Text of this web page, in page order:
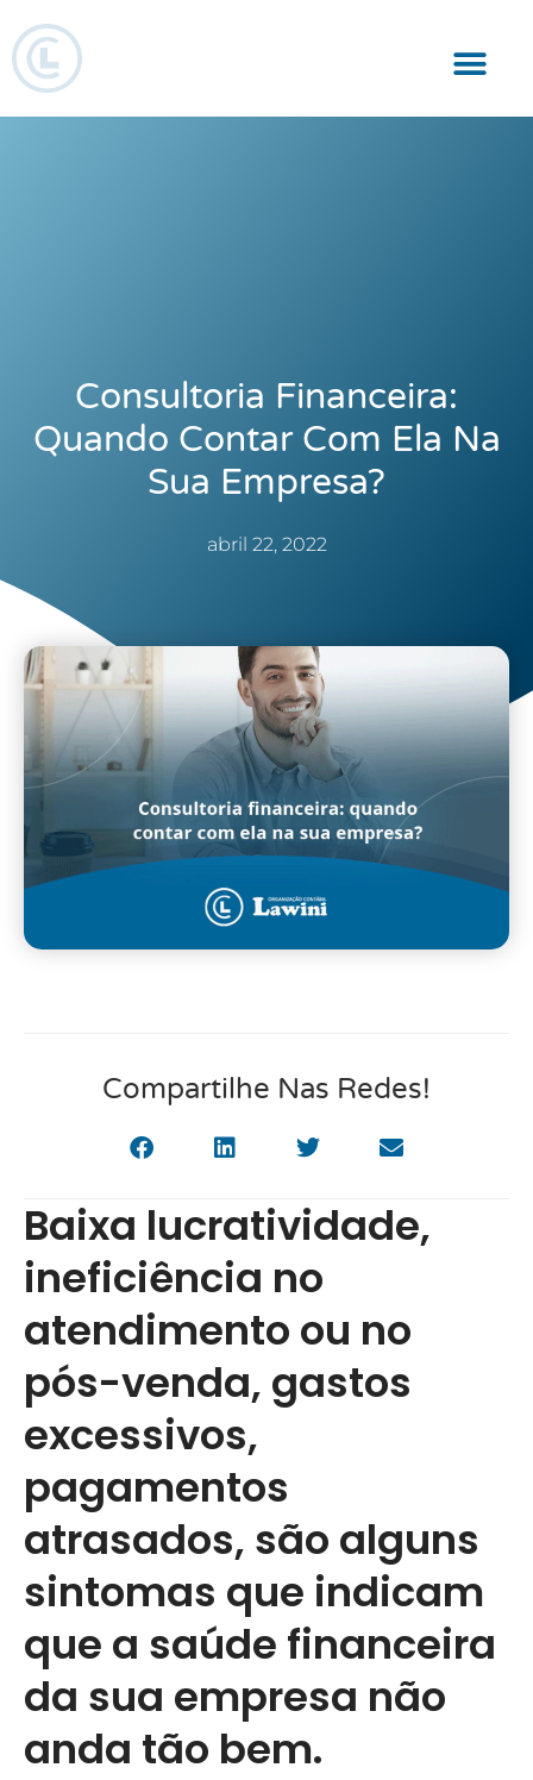
Consultoria Financeira:
Quando Contar Com Ela Na
Sua Empresa?
abril 22, 2022
Compartilhe Nas Redes!
Baixa lucratividade,
ineficiência no
atendimento ou no
pós-venda, gastos
excessivos,
pagamentos
atrasados, são alguns
sintomas que indicam
que a saúde financeira
da sua empresa não
anda tão bem.